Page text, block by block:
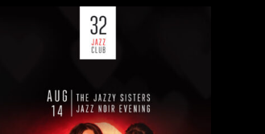
П’ЯТНИЦЯ, 14 СЕРПНЯ